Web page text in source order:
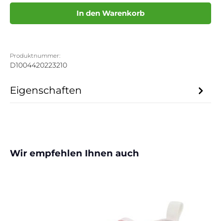
In den Warenkorb
Produktnummer:
D1004420223210
Eigenschaften
Produktgalerie überspringen
Wir empfehlen Ihnen auch